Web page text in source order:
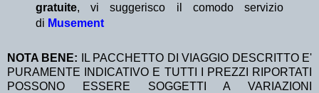
gratuite, vi suggerisco il comodo servizio
di Musement
NOTA BENE:
IL PACCHETTO DI VIAGGIO DESCRITTO E'
PURAMENTE INDICATIVO E TUTTI I PREZZI RIPORTATI
POSSONO ESSERE SOGGETTI A VARIAZIONI